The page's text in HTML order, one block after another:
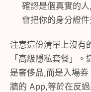
確認是個真實的
會把你的身分證件
注意這份清單上沒有
「高級隱私套餐」
是奢侈品,而是入場
牆的 App,等於在反